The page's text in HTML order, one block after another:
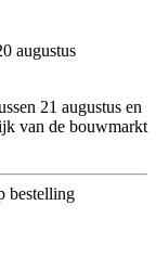
augustus
21 augustus en
van de bouwmarkt
bestelling